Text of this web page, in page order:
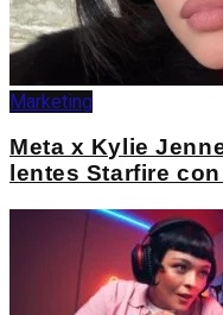
Marketing
Meta x Kylie
lentes Starfire